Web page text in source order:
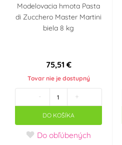
Modelovacia hmota Pasta
di Zucchero Master Martini
biela 8 kg
75,51 €
Tovar nie je dostupný
- +
DO KOŠÍKA
Do obľúbených